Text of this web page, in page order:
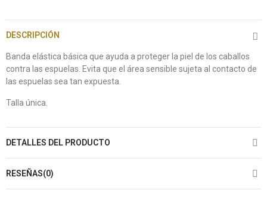
DESCRIPCIÓN
Banda elástica básica que ayuda a proteger la piel de los caballos
contra las espuelas. Evita que el área sensible sujeta al contacto de
las espuelas sea tan expuesta.
Talla única.
DETALLES DEL PRODUCTO
RESEÑAS(0)